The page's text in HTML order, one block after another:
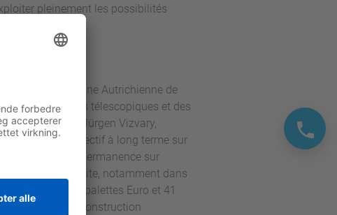
pleinement les possibilités
au sein de l’usine Autrichienne de
des chariots télescopiques et des
l'explique Jürgen Vizvary,
un objectif à long terme sur
concentrer en permanence sur
dans notre site, notamment dans
16 200 palettes Euro et 41
de construction